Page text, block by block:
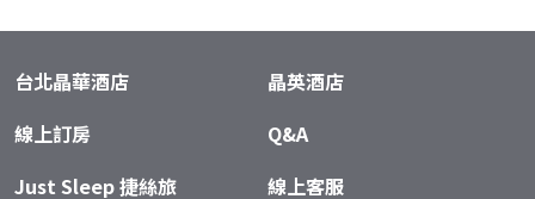
台北晶華酒店
晶英酒店
線上訂房
Just Sleep 捷絲旅
Q&A
線上客服